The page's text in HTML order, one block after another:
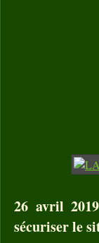
26 avril
sécuriser le